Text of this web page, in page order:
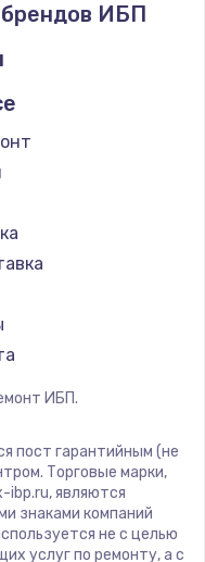
ИБП
ИБП.
пост гарантийным (не
Торговые марки,
ibp.ru, являются
знаками компаний
не с целью
услуг по ремонту, а с